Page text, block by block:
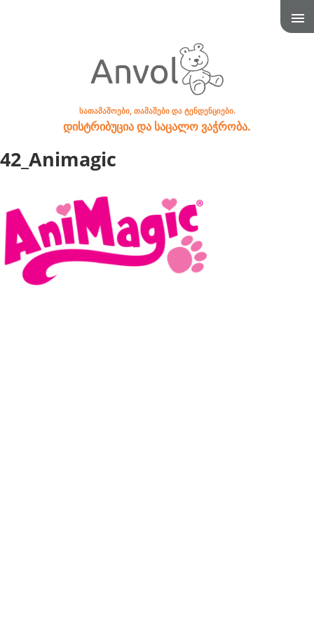
სათამაშოები, თამაშები და ტენდენციები.
დისტრიბუცია და საცალო ვაჭრობა.
42_Animagic